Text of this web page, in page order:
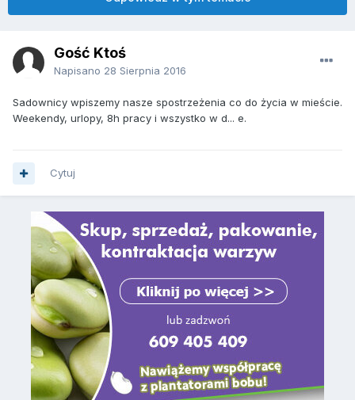
Gość Ktoś
Napisano 28 Sierpnia 2016
Sadownicy wpiszemy nasze spostrzeżenia co do życia w mieście.
Weekendy, urlopy, 8h pracy i wszystko w d... e.
Cytuj